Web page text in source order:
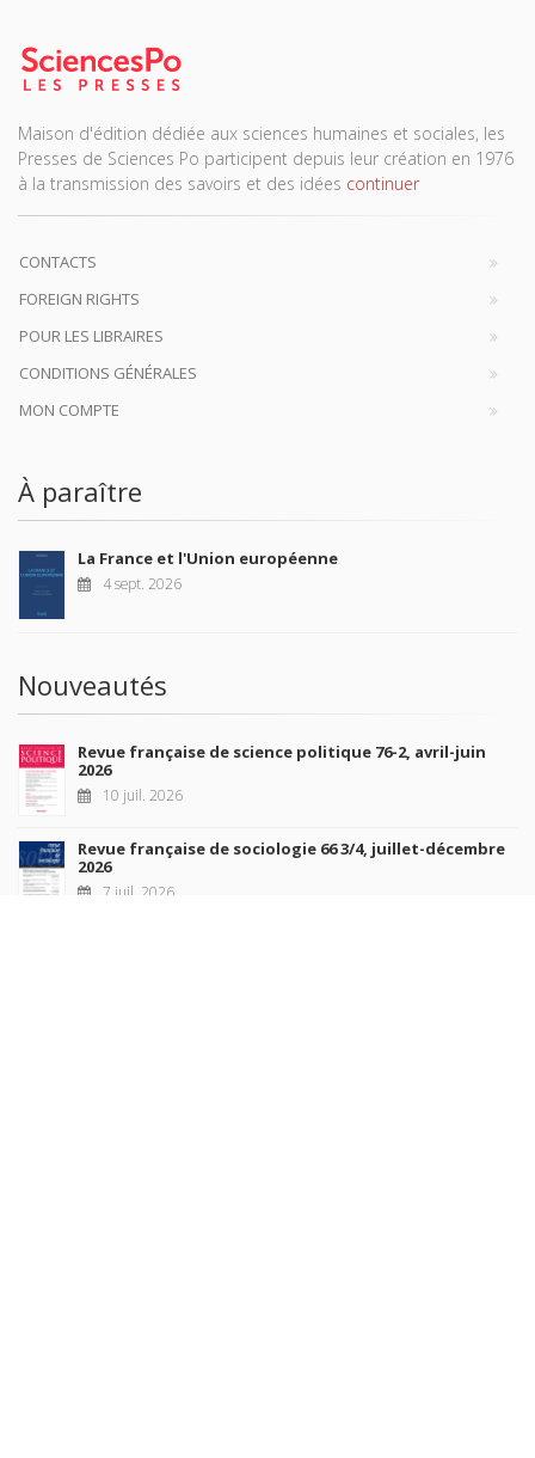
Maison d'édition dédiée aux sciences humaines et sociales, les
Presses de Sciences Po participent depuis leur création en 1976
à la transmission des savoirs et des idées continuer
CONTACTS
FOREIGN RIGHTS
POUR LES LIBRAIRES
CONDITIONS GÉNÉRALES
MON COMPTE
À paraître
La France et l'Union européenne
4 sept. 2026
Nouveautés
Revue française de science politique 76-2, avril-juin
2026
10 juil. 2026
Revue française de sociologie 66 3/4, juillet-décembre
2026
7 juil. 2026